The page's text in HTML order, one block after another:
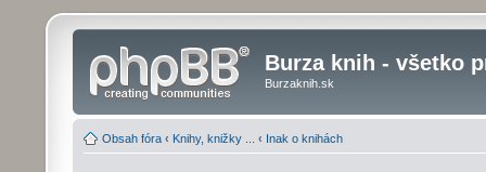
Burza knih - všetko
Burzaknih.sk
Obsah fóra ‹ Knihy, knižky ... ‹ Inak o knihách